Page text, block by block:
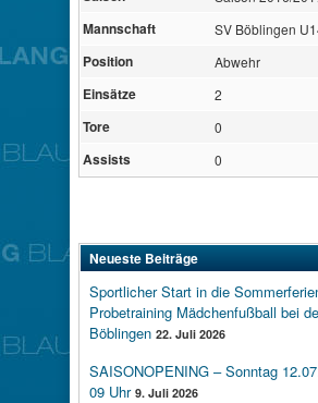
Mannschaft SV Böblingen
Position Abwehr
Einsätze 2
Tore 0
Assists 0
Neueste Beiträge
Sportlicher Start in die
Probetraining Mädchenfußball bei
Böblingen 22. Juli 2026
SAISONOPENING – Sonntag
09 Uhr 9. Juli 2026